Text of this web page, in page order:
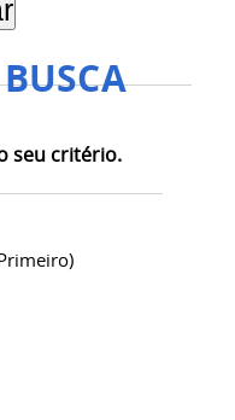
seu critério.